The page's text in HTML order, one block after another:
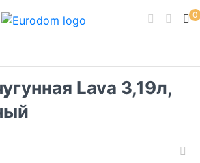
0
Lava 3,19л,